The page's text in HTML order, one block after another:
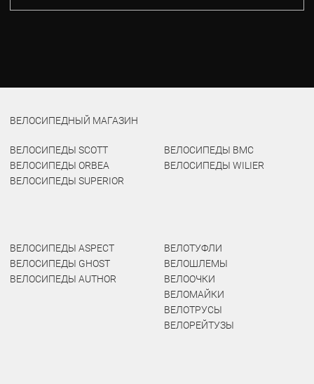
ВЕЛОСИПЕДНЫЙ МАГАЗИН
ВЕЛОСИПЕДЫ SCOTT
ВЕЛОСИПЕДЫ ORBEA
ВЕЛОСИПЕДЫ SUPERIOR
ВЕЛОСИПЕДЫ BMC
ВЕЛОСИПЕДЫ WILIER
ВЕЛОСИПЕДЫ ASPECT
ВЕЛОСИПЕДЫ GHOST
ВЕЛОСИПЕДЫ AUTHOR
ВЕЛОТУФЛИ
ВЕЛОШЛЕМЫ
ВЕЛООЧКИ
ВЕЛОМАЙКИ
ВЕЛОТРУСЫ
ВЕЛОРЕЙТУЗЫ